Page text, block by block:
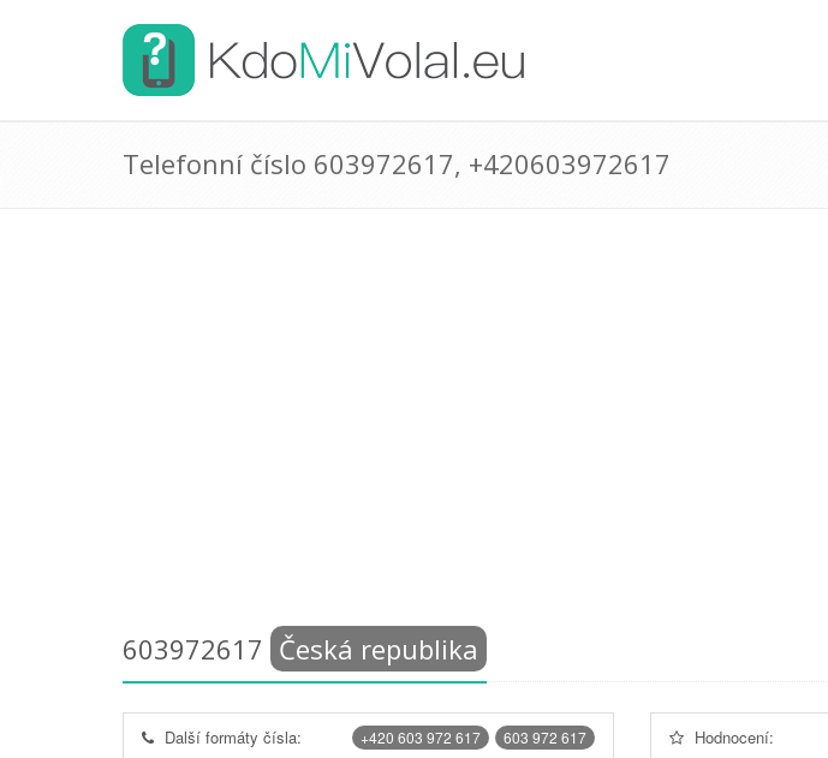
Telefonní číslo 603972617, +420603972617
603972617 Česká republika
603 972 617
+420 603 972 617
Další formáty čísla: Hodnocení: